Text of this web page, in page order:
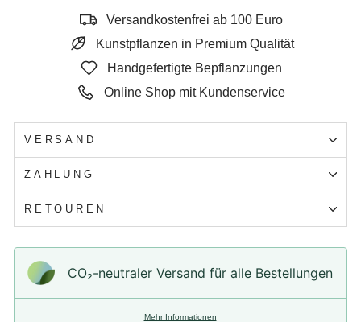
Versandkostenfrei ab 100 Euro
Kunstpflanzen in Premium Qualität
Handgefertigte Bepflanzungen
Online Shop mit Kundenservice
VERSAND
ZAHLUNG
RETOUREN
CO₂-neu­t­raler Versand für alle Bestellungen
Mehr Informationen